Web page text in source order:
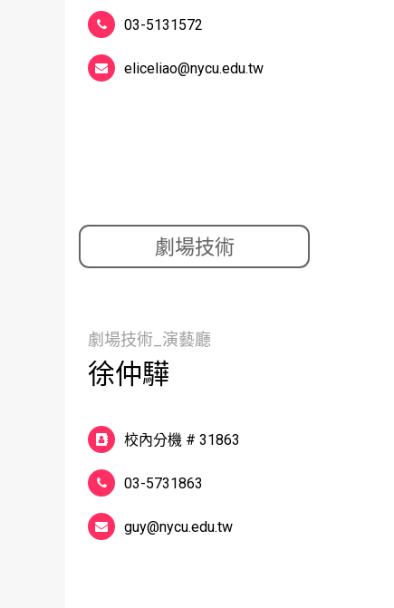
03-5131572
eliceliao@nycu.edu.tw
劇場技術
劇場技術_演藝廳
徐仲驊
校內分機 # 31863
03-5731863
guy@nycu.edu.tw